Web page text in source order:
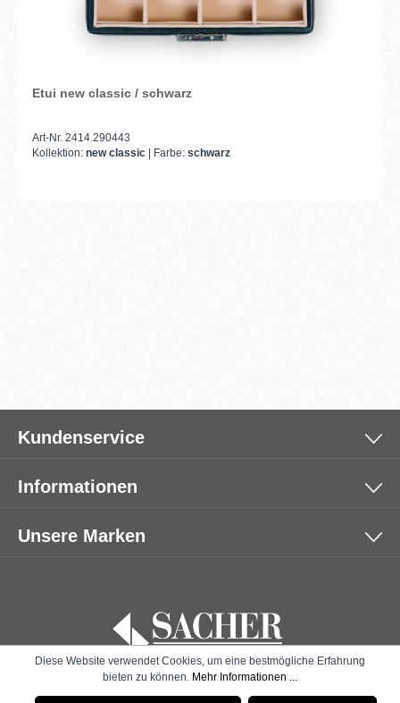
Etui new classic / schwarz
Art-Nr. 2414.290443
Kollektion: new classic | Farbe: schwarz
Kundenservice
Informationen
Unsere Marken
Diese Website verwendet Cookies, um eine bestmögliche Erfahrung
bieten zu können. Mehr Informationen ...